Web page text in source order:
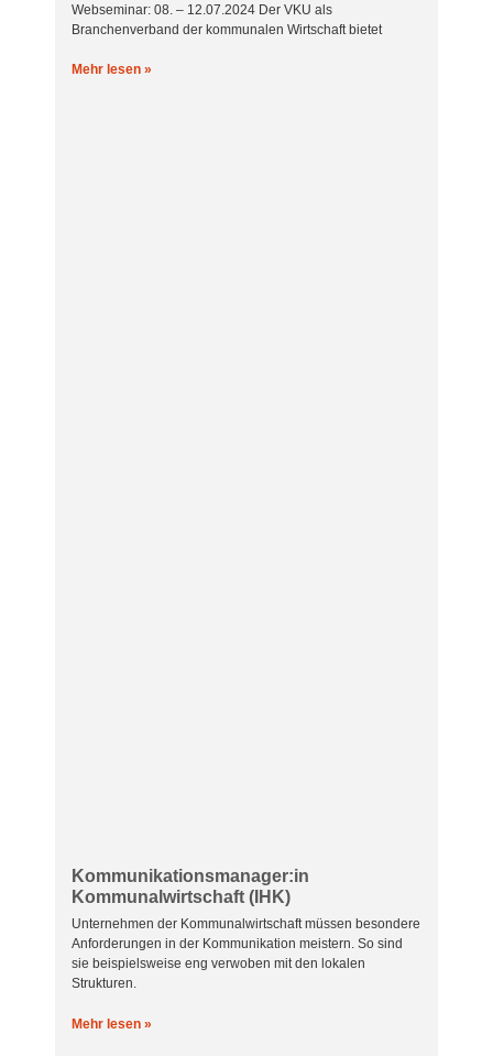
Webseminar: 08. – 12.07.2024 Der VKU als
Branchenverband der kommunalen Wirtschaft bietet
Mehr lesen »
Kommunikationsmanager:in
Kommunalwirtschaft (IHK)
Unternehmen der Kommunalwirtschaft müssen besondere
Anforderungen in der Kommunikation meistern. So sind
sie beispielsweise eng verwoben mit den lokalen
Strukturen.
Mehr lesen »